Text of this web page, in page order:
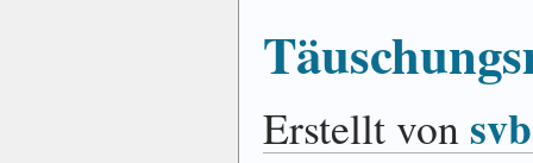
Erstellt vonsvb